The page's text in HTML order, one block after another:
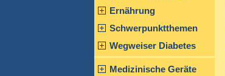
Ernährung
Schwerpunktthemen
Wegweiser Diabetes
Medizinische Geräte